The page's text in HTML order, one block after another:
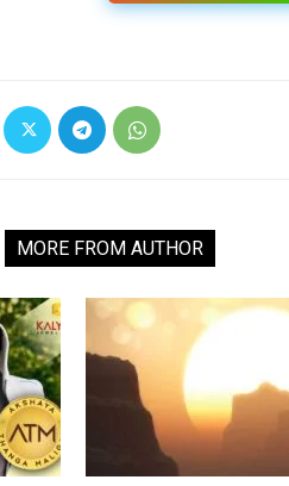
MORE FROM AUTHOR